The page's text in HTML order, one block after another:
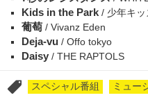
Kids in the Park / 少年キッ
葡萄 / Vivanz Eden
Deja-vu / Offo tokyo
Daisy / THE RAPTOLS
スペシャル番組 ミュー